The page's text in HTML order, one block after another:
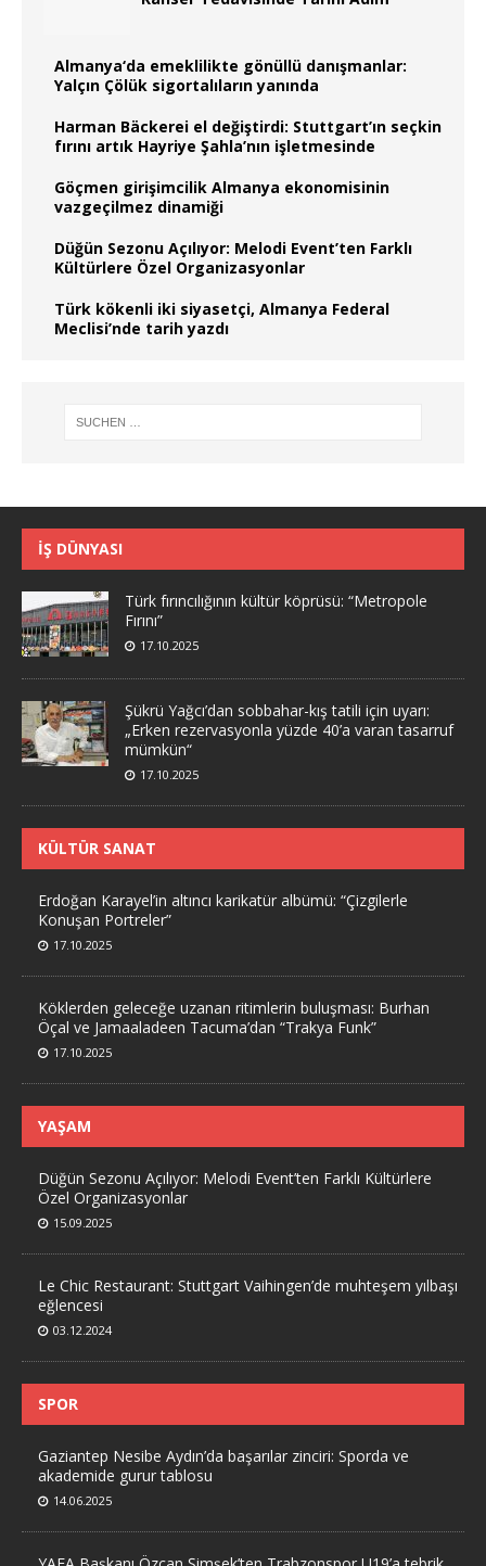
Almanya‘da emeklilikte gönüllü danışmanlar:
Yalçın Çölük sigortalıların yanında
Harman Bäckerei el değiştirdi: Stuttgart’ın seçkin
fırını artık Hayriye Şahla’nın işletmesinde
Göçmen girişimcilik Almanya ekonomisinin
vazgeçilmez dinamiği
Düğün Sezonu Açılıyor: Melodi Event’ten Farklı
Kültürlere Özel Organizasyonlar
Türk kökenli iki siyasetçi, Almanya Federal
Meclisi’nde tarih yazdı
İŞ DÜNYASI
Türk fırıncılığının kültür köprüsü: “Metropole
Fırını”
17.10.2025
Şükrü Yağcı’dan sobbahar-kış tatili için uyarı:
„Erken rezervasyonla yüzde 40’a varan tasarruf
mümkün“
17.10.2025
KÜLTÜR SANAT
Erdoğan Karayel’in altıncı karikatür albümü: “Çizgilerle
Konuşan Portreler”
17.10.2025
Köklerden geleceğe uzanan ritimlerin buluşması: Burhan
Öçal ve Jamaaladeen Tacuma’dan “Trakya Funk”
17.10.2025
YAŞAM
Düğün Sezonu Açılıyor: Melodi Event’ten Farklı Kültürlere
Özel Organizasyonlar
15.09.2025
Le Chic Restaurant: Stuttgart Vaihingen’de muhteşem yılbaşı
eğlencesi
03.12.2024
SPOR
Gaziantep Nesibe Aydın’da başarılar zinciri: Sporda ve
akademide gurur tablosu
14.06.2025